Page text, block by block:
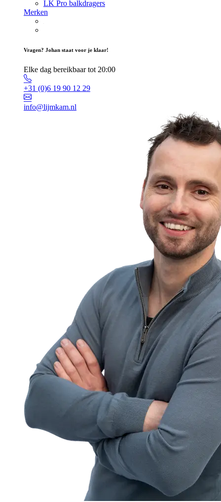
LK Pro balkdragers
Merken
Vragen? Johan staat voor je klaar!
Elke dag bereikbaar tot 20:00
+31 (0)6 19 90 12 29
info@lijmkam.nl